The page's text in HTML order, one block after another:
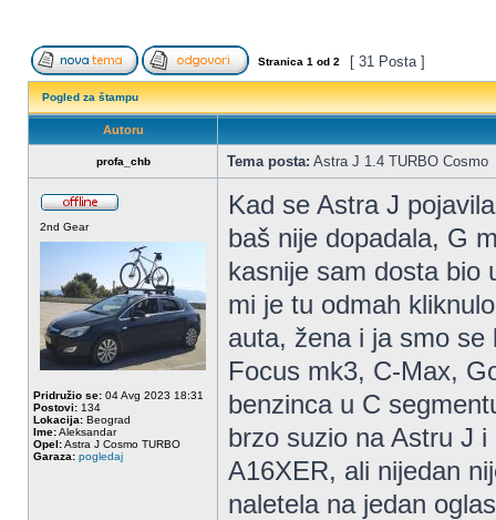
Stranica 1 od 2 [ 31 Posta ]
Pogled za štampu
Autoru
profa_chb Tema posta: Astra J 1.4 TURBO Cosmo
2nd Gear
Pridružio se: 04 Avg 2023 18:31
Postovi: 134
Lokacija: Beograd
Ime:Aleksandar
Opel:Astra J Cosmo TURBO
Garaza: pogledaj
Kad se Astra J
baš nije dopadala, G
kasnije sam dosta bio
mi je tu odmah
auta, žena i ja smo
Focus mk3, C-Max,
benzinca u C
brzo suzio na Astru J
A16XER, ali nijedan
naletela na jedan